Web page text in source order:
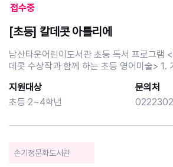
지 (junggu.seoul.kr)>분야별안내>교육>구
접수중
[초등] 칼데콧 아틀리에
남산타운어린이도서관 초등 독서 프로그램
데콧 수상작과 함께 하는 초등 영어미술> 1. 기 간 : 2026. 8. 22.
10:30~12:00 3. 장 소 : 남산타운어린이도
상 : 초등 2~4학년 12명 5. 내 용 : 영어그
립도서관 홈페이지 선착순 신청 (중
주세요. ※ 중구민 우선 접수 받습니다. ※ 프로그램은 자녀분 회원 아
이디로 신청 부탁드립니다. ※ 자녀분 회원
지원대상
초등 2~4학년
문의처
손기정문화도서관